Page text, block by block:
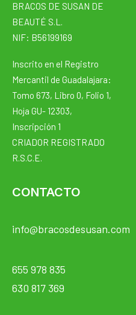
BRACOS DE SUSAN DE
BEAUTÉ S.L.
NIF: B56199169
Inscrito en el Registro
Mercantil de Guadalajara:
Tomo 673, Libro 0, Folio 1,
Hoja GU- 12303,
Inscripción 1
CRIADOR REGISTRADO
R.S.C.E.
CONTACTO
info@bracosdesusan.com
655 978 835
630 817 369